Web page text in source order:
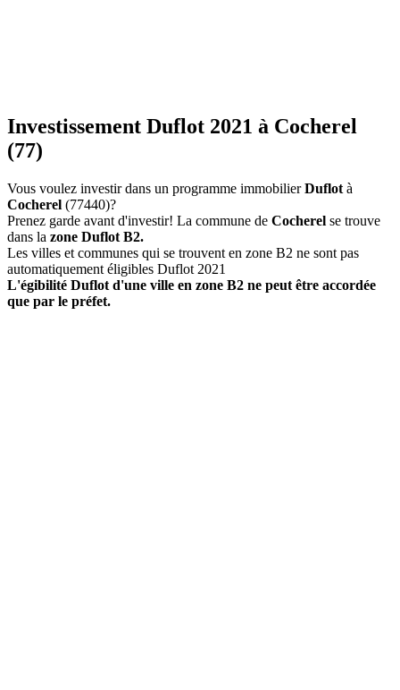
Investissement Duflot 2021 à Cocherel
(77)
Vous voulez investir dans un programme immobilierDuflot à
Cocherel (77440)?
Prenez garde avant d'investir! La commune de Cocherel se trouve
dans la zone Duflot B2.
Les villes et communes qui se trouvent en zone B2 ne sont pas
automatiquement éligibles Duflot 2021
L'égibilité Duflot d'une ville en zone B2 ne peut être accordée
que par le préfet.